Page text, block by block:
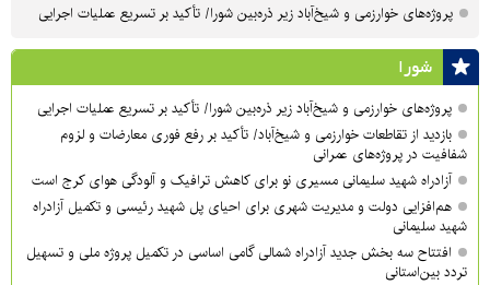
پروژه‌های خوارزمی و شیخ‌آباد زیر ذره‌بین شورا/ تأکید بر تسریع عملیات اجرایی
شورا
پروژه‌های خوارزمی و شیخ‌آباد زیر ذره‌بین شورا/ تأکید بر تسریع عملیات اجرایی
بازدید از تقاطعات خوارزمی و شیخ‌آباد/ تأکید بر رفع فوری معارضات و لزوم
شفافیت در پروژه‌های عمرانی
آزادراه شهید سلیمانی مسیری نو برای کاهش ترافیک و آلودگی هوای کرج است
هم‌افزایی دولت و مدیریت شهری برای احیای پل شهید رئیسی و تکمیل آزادراه
شهید سلیمانی
افتتاح سه بخش جدید آزادراه شمالی گامی اساسی در تکمیل پروژه ملی و تسهیل
تردد بین‌استانی